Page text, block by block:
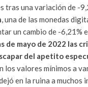
tras una variación de -
, una de las monedas
un cambio de -6,21%
de mayo de 2022 las
del apetito
los valores mínimos a
en la ruina a muchos